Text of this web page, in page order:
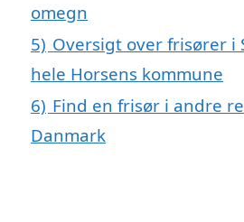
omegn
5) Oversigt over frisører i
hele Horsens kommune
6) Find en frisør i andre
Danmark